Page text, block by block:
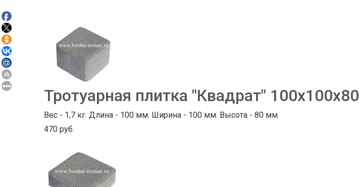
Тротуарная плитка "Квадрат" 100х100х80
Вес - 1,7 кг. Длина - 100 мм. Ширина - 100 мм. Высота - 80 мм.
470 руб.